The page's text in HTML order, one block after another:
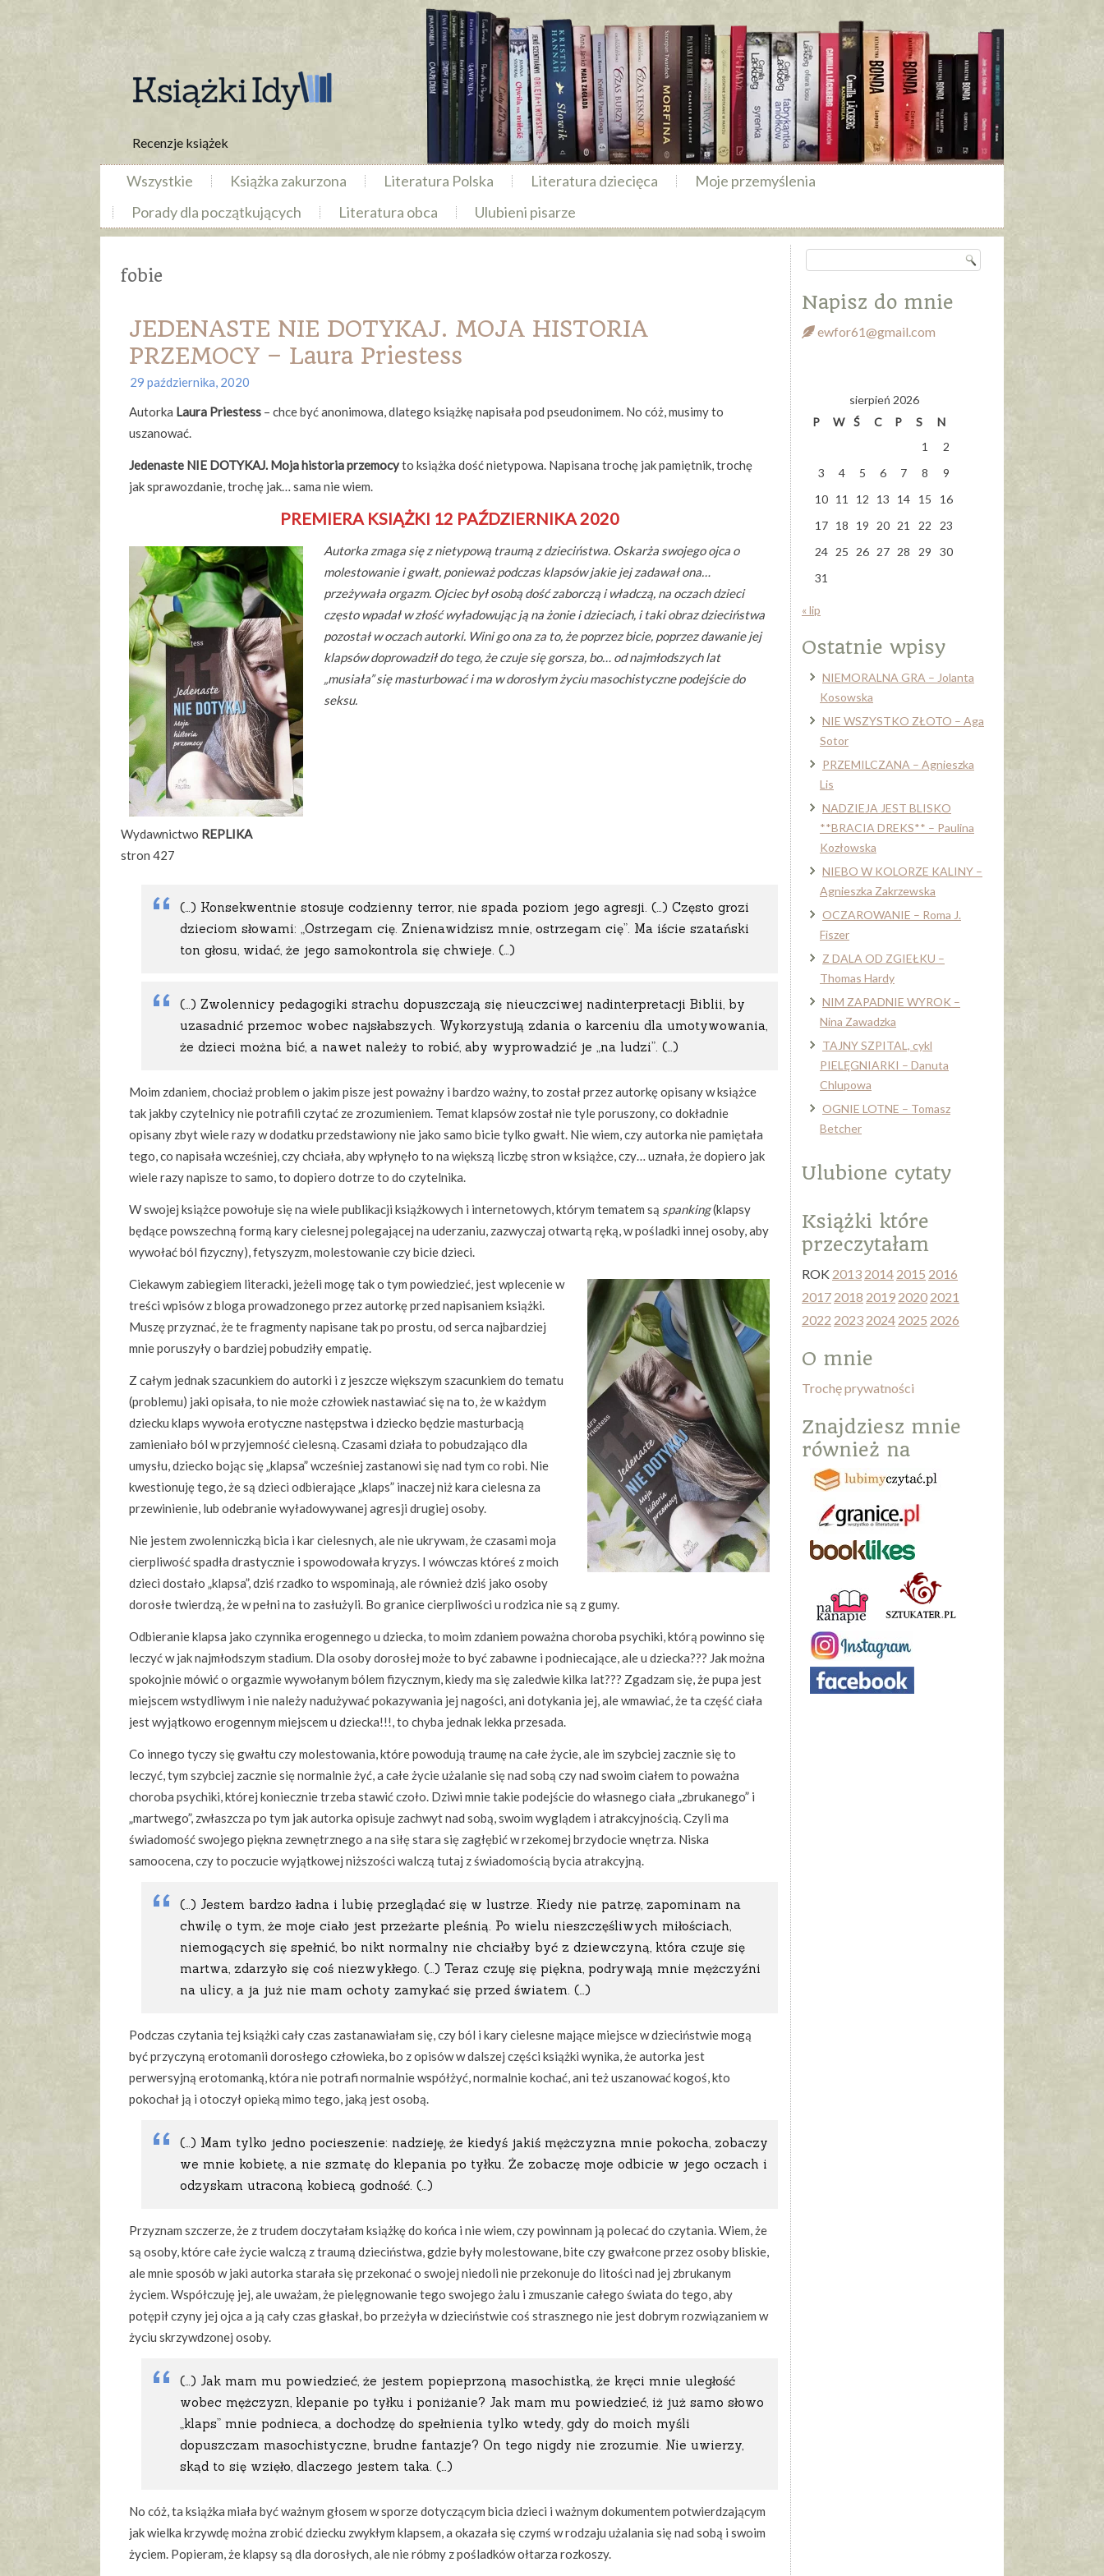
Recenzje książek
Wszystkie Książka zakurzona Literatura Polska Literatura dziecięca
Moje przemyślenia
Porady dla początkujących
Literatura obca Ulubieni pisarze
fobie
JEDENASTE NIE DOTYKAJ. MOJA HISTORIA
PRZEMOCY – Laura Priestess
29 października, 2020
Autorka Laura Priestess – chce być anonimowa, dlatego książkę napisała pod pseudonimem. No cóż, musimy to
uszanować.
Jedenaste NIE DOTYKAJ. Moja historia przemocyto książka dość nietypowa. Napisana trochę jak pamiętnik, trochę
jak sprawozdanie, trochę jak… sama nie wiem.
PREMIERA KSIĄŻKI 12 PAŹDZIERNIKA 2020
Wydawnictwo REPLIKA
stron 427
Autorka zmaga się z nietypową traumą z dzieciństwa. Oskarża swojego ojca o
molestowanie i gwałt, ponieważ podczas klapsów jakie jej zadawał ona…
przeżywała orgazm. Ojciec był osobą dość zaborczą i władczą, na oczach dzieci
często wpadał w złość wyładowując ją na żonie i dzieciach, i taki obraz dzieciństwa
pozostał w oczach autorki. Wini go ona za to, że poprzez bicie, poprzez dawanie jej
klapsów doprowadził do tego, że czuje się gorsza, bo… od najmłodszych lat
„musiała” się masturbować i ma w dorosłym życiu masochistyczne podejście do
seksu.
(…) Konsekwentnie stosuje codzienny terror, nie spada poziom jego agresji. (…) Często grozi
dzieciom słowami: „Ostrzegam cię. Znienawidzisz mnie, ostrzegam cię”. Ma iście szatański
ton głosu, widać, że jego samokontrola się chwieje. (…)
(…) Zwolennicy pedagogiki strachu dopuszczają się nieuczciwej nadinterpretacji Biblii, by
uzasadnić przemoc wobec najsłabszych. Wykorzystują zdania o karceniu dla umotywowania,
że dzieci można bić, a nawet należy to robić, aby wyprowadzić je „na ludzi”. (…)
Moim zdaniem, chociaż problem o jakim pisze jest poważny i bardzo ważny, to został przez autorkę opisany w książce
tak jakby czytelnicy nie potrafili czytać ze zrozumieniem. Temat klapsów został nie tyle poruszony, co dokładnie
opisany zbyt wiele razy w dodatku przedstawiony nie jako samo bicie tylko gwałt. Nie wiem, czy autorka nie pamiętała
tego, co napisała wcześniej, czy chciała, aby wpłynęło to na większą liczbę stron w książce, czy… uznała, że dopiero jak
wiele razy napisze to samo, to dopiero dotrze to do czytelnika.
W swojej książce powołuje się na wiele publikacji książkowych i internetowych, którym tematem są spanking(klapsy
będące powszechną formą kary cielesnej polegającej na uderzaniu, zazwyczaj otwartą ręką, w pośladki innej osoby, aby
wywołać ból fizyczny), fetyszyzm, molestowanie czy bicie dzieci.
Ciekawym zabiegiem literacki, jeżeli mogę tak o tym powiedzieć, jest wplecenie w
treści wpisów z bloga prowadzonego przez autorkę przed napisaniem książki.
Muszę przyznać, że te fragmenty napisane tak po prostu, od serca najbardziej
mnie poruszyły o bardziej pobudziły empatię.
Z całym jednak szacunkiem do autorki i z jeszcze większym szacunkiem do tematu
(problemu) jaki opisała, to nie może człowiek nastawiać się na to, że w każdym
dziecku klaps wywoła erotyczne następstwa i dziecko będzie masturbacją
zamieniało ból w przyjemność cielesną. Czasami działa to pobudzająco dla
umysłu, dziecko bojąc się „klapsa” wcześniej zastanowi się nad tym co robi. Nie
kwestionuję tego, że są dzieci odbierające „klaps” inaczej niż kara cielesna za
przewinienie, lub odebranie wyładowywanej agresji drugiej osoby.
Nie jestem zwolenniczką bicia i kar cielesnych, ale nie ukrywam, że czasami moja
cierpliwość spadła drastycznie i spowodowała kryzys. I wówczas któreś z moich
dzieci dostało „klapsa”, dziś rzadko to wspominają, ale również dziś jako osoby
dorosłe twierdzą, że w pełni na to zasłużyli. Bo granice cierpliwości u rodzica nie są z gumy.
Odbieranie klapsa jako czynnika erogennego u dziecka, to moim zdaniem poważna choroba psychiki, którą powinno się
leczyć w jak najmłodszym stadium. Dla osoby dorosłej może to być zabawne i podniecające, ale u dziecka??? Jak można
spokojnie mówić o orgazmie wywołanym bólem fizycznym, kiedy ma się zaledwie kilka lat??? Zgadzam się, że pupa jest
miejscem wstydliwym i nie należy nadużywać pokazywania jej nagości, ani dotykania jej, ale wmawiać, że ta część ciała
jest wyjątkowo erogennym miejscem u dziecka!!!, to chyba jednak lekka przesada.
Co innego tyczy się gwałtu czy molestowania, które powodują traumę na całe życie, ale im szybciej zacznie się to
leczyć, tym szybciej zacznie się normalnie żyć, a całe życie użalanie się nad sobą czy nad swoim ciałem to poważna
choroba psychiki, której koniecznie trzeba stawić czoło. Dziwi mnie takie podejście do własnego ciała „zbrukanego” i
„martwego”, zwłaszcza po tym jak autorka opisuje zachwyt nad sobą, swoim wyglądem i atrakcyjnością. Czyli ma
świadomość swojego piękna zewnętrznego a na siłę stara się zagłębić w rzekomej brzydocie wnętrza. Niska
samoocena, czy to poczucie wyjątkowej niższości walczą tutaj z świadomością bycia atrakcyjną.
(…) Jestem bardzo ładna i lubię przeglądać się w lustrze. Kiedy nie patrzę, zapominam na
chwilę o tym, że moje ciało jest przeżarte pleśnią. Po wielu nieszczęśliwych miłościach,
niemogących się spełnić, bo nikt normalny nie chciałby być z dziewczyną, która czuje się
martwa, zdarzyło się coś niezwykłego. (…) Teraz czuję się piękna, podrywają mnie mężczyźni
na ulicy, a ja już nie mam ochoty zamykać się przed światem. (…)
Podczas czytania tej książki cały czas zastanawiałam się, czy ból i kary cielesne mające miejsce w dzieciństwie mogą
być przyczyną erotomanii dorosłego człowieka, bo z opisów w dalszej części książki wynika, że autorka jest
perwersyjną erotomanką, która nie potrafi normalnie współżyć, normalnie kochać, ani też uszanować kogoś, kto
pokochał ją i otoczył opieką mimo tego, jaką jest osobą.
(…) Mam tylko jedno pocieszenie: nadzieję, że kiedyś jakiś mężczyzna mnie pokocha, zobaczy
we mnie kobietę, a nie szmatę do klepania po tyłku. Że zobaczę moje odbicie w jego oczach i
odzyskam utraconą kobiecą godność. (…)
Przyznam szczerze, że z trudem doczytałam książkę do końca i nie wiem, czy powinnam ją polecać do czytania. Wiem, że
są osoby, które całe życie walczą z traumą dzieciństwa, gdzie były molestowane, bite czy gwałcone przez osoby bliskie,
ale mnie sposób w jaki autorka starała się przekonać o swojej niedoli nie przekonuje do litości nad jej zbrukanym
życiem. Współczuję jej, ale uważam, że pielęgnowanie tego swojego żalu i zmuszanie całego świata do tego, aby
potępił czyny jej ojca a ją cały czas głaskał, bo przeżyła w dzieciństwie coś strasznego nie jest dobrym rozwiązaniem w
życiu skrzywdzonej osoby.
(…) Jak mam mu powiedzieć, że jestem popieprzoną masochistką, że kręci mnie uległość
wobec mężczyzn, klepanie po tyłku i poniżanie? Jak mam mu powiedzieć, iż już samo słowo
„klaps” mnie podnieca, a dochodzę do spełnienia tylko wtedy, gdy do moich myśli
dopuszczam masochistyczne, brudne fantazje? On tego nigdy nie zrozumie. Nie uwierzy,
skąd to się wzięło, dlaczego jestem taka. (…)
No cóż, ta książka miała być ważnym głosem w sporze dotyczącym bicia dzieci i ważnym dokumentem potwierdzającym
jak wielka krzywdę można zrobić dziecku zwykłym klapsem, a okazała się czymś w rodzaju użalania się nad sobą i swoim
życiem. Popieram, że klapsy są dla dorosłych, ale nie róbmy z pośladków ołtarza rozkoszy.
Napisz do mnie
ewfor61@gmail.com
sierpień 2026
P
W Ś C P S
N
1
2
3
4 5 6 7 8
9
10
11 12 13 14 15
16
17
18 19 20 21 22
23
24
25 26 27 28 29
30
31
« lip
Ostatnie wpisy
NIEMORALNA GRA – Jolanta
Kosowska
NIE WSZYSTKO ZŁOTO – Aga
Sotor
PRZEMILCZANA – Agnieszka
Lis
NADZIEJA JEST BLISKO
**BRACIA DREKS** – Paulina
Kozłowska
NIEBO W KOLORZE KALINY –
Agnieszka Zakrzewska
OCZAROWANIE – Roma J.
Fiszer
Z DALA OD ZGIEŁKU –
Thomas Hardy
NIM ZAPADNIE WYROK –
Nina Zawadzka
TAJNY SZPITAL, cykl
PIELĘGNIARKI – Danuta
Chlupowa
OGNIE LOTNE – Tomasz
Betcher
Ulubione cytaty
Książki które
przeczytałam
ROK 2013 2014 2015 2016
2017 2018 2019 2020 2021
2022 2023 2024 2025 2026
O mnie
Trochę prywatności
Znajdziesz mnie
również na